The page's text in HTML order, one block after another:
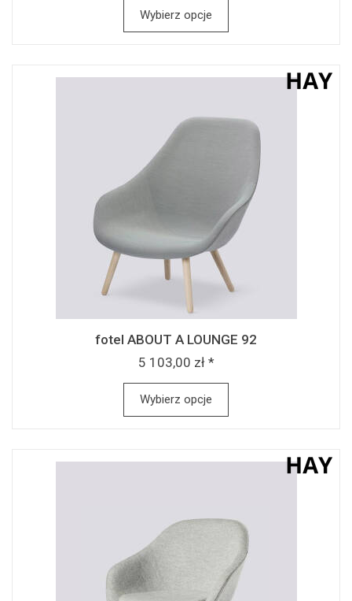
Wybierz opcje
fotel ABOUT A LOUNGE 92
5 103,00 zł *
Wybierz opcje